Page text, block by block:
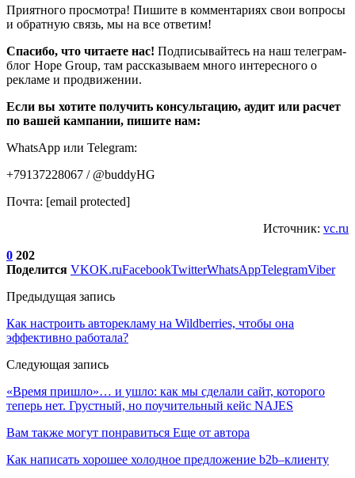
Приятного просмотра! Пишите в комментариях свои вопросы
и обратную связь, мы на все ответим!
Спасибо, что читаете нас! Подписывайтесь на наш телеграм-
блог Hope Group, там рассказываем много интересного о
рекламе и продвижении.
Если вы хотите получить консультацию, аудит или расчет
по вашей кампании, пишите нам:
WhatsApp или Telegram:
+79137228067 / @buddyHG
Почта: [email protected]
Источник: vc.ru
0 202
Поделится VKOK.ruFacebookTwitterWhatsAppTelegramViber
Предыдущая запись
Как настроить авторекламу на Wildberries, чтобы она
эффективно работала?
Следующая запись
«‎Время пришло»… и ушло: как мы сделали сайт, которого
теперь нет. Грустный, но поучительный кейс NAJES
Вам также могут понравиться Еще от автора
Как написать хорошее холодное предложение b2b–клиенту